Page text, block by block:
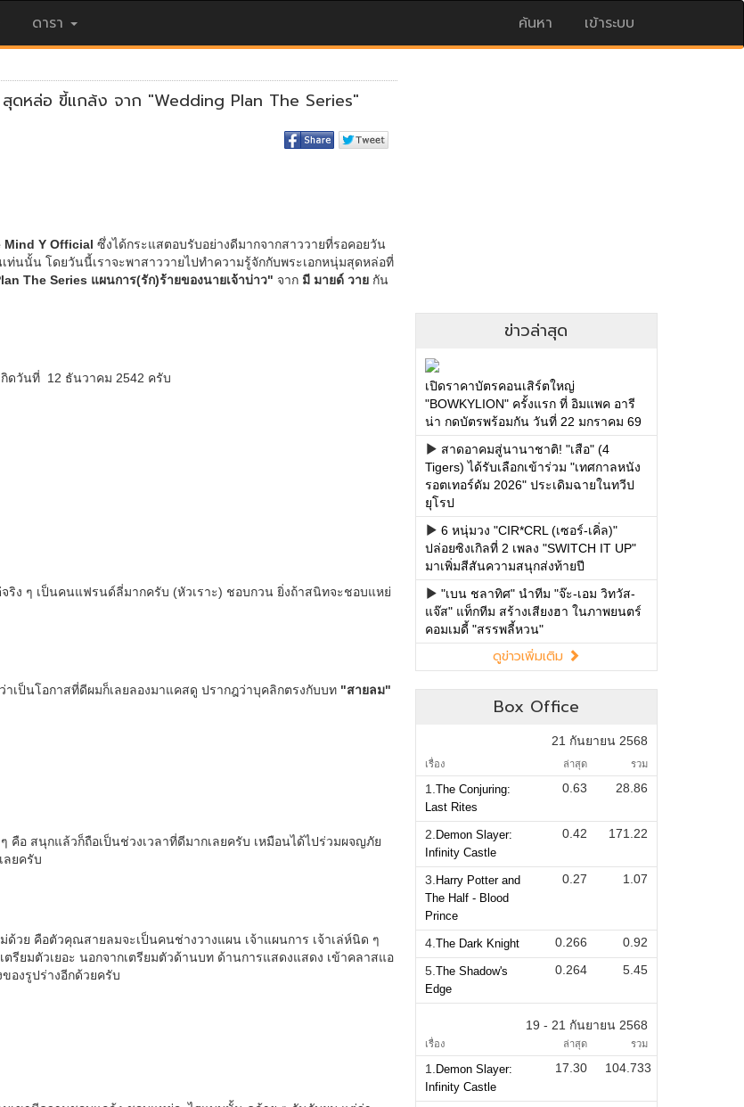
ดารา ค้นหา เข้าระบบ
ข่าวล่าสุด
เปิดราคาบัตรคอนเสิร์ตใหญ่
"BOWKYLION" ครั้งแรก ที่ อิมแพค อารี
น่า กดบัตรพร้อมกัน วันที่ 22 มกราคม 69
สาดอาคมสู่นานาชาติ! "เสือ" (4
Tigers) ได้รับเลือกเข้าร่วม "เทศกาลหนัง
รอตเทอร์ดัม 2026" ประเดิมฉายในทวีป
ยุโรป
6 หนุ่มวง "CIR*CRL (เซอร์-เคิ่ล)"
ปล่อยซิงเกิลที่ 2 เพลง "SWITCH IT UP"
มาเพิ่มสีสันความสนุกส่งท้ายปี
"เบน ชลาทิศ" นำทีม "จ๊ะ-เอม วิทวัส-
แจ๊ส" แท็กทีม สร้างเสียงฮา ในภาพยนตร์
คอมเมดี้ "สรรพลี้หวน"
ดูข่าวเพิ่มเติม
Box Office
21 กันยายน 2568
เรื่อง ล่าสุด รวม
1. The Conjuring:
Last Rites
0.63 28.86
2. Demon Slayer:
Infinity Castle
0.42 171.22
3. Harry Potter and
The Half - Blood
Prince
0.27 1.07
4. The Dark Knight 0.266
0.92
5. The Shadow's
Edge
0.264 5.45
19 - 21 กันยายน 2568
เรื่อง ล่าสุด รวม
1. Demon Slayer:
Infinity Castle
17.30 104.733